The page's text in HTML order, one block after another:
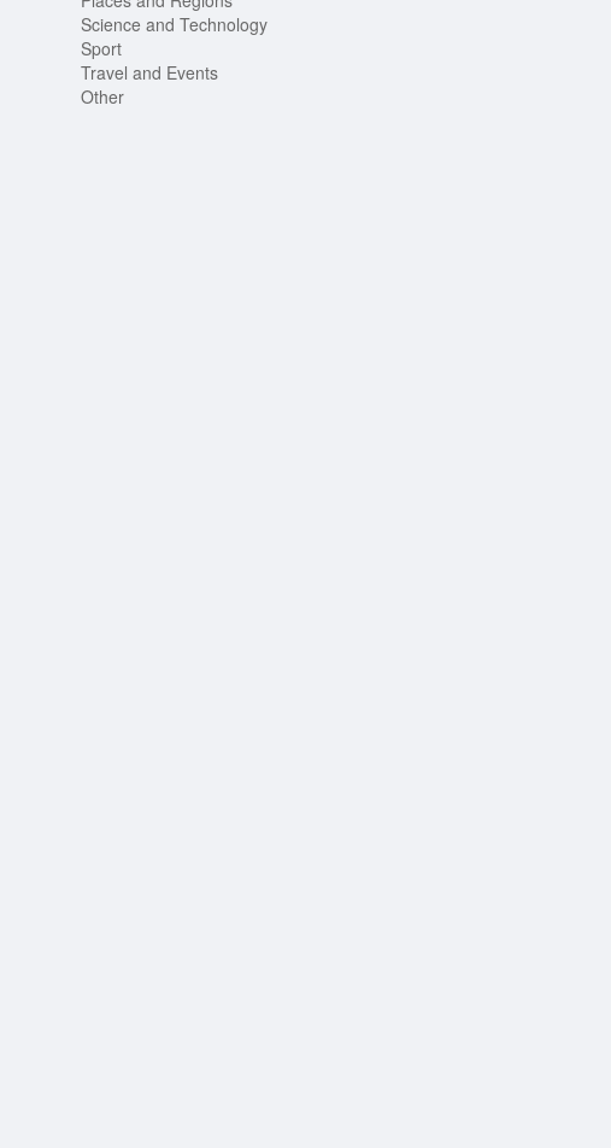
Science and Technology
Sport
Travel and Events
Other